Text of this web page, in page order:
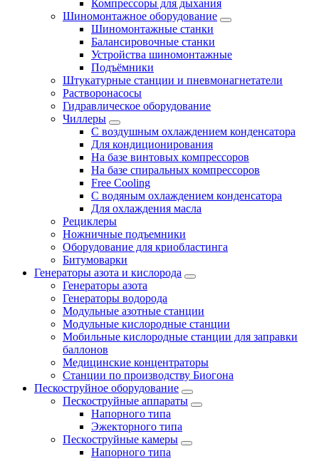
Компрессоры для дыхания
Шиномонтажное оборудование
Шиномонтажные станки
Балансировочные станки
Устройства шиномонтажные
Подъёмники
Штукатурные станции и пневмонагнетатели
Растворонасосы
Гидравлическое оборудование
Чиллеры
С воздушным охлаждением конденсатора
Для кондиционирования
На базе винтовых компрессоров
На базе спиральных компрессоров
Free Cooling
С водяным охлаждением конденсатора
Для охлаждения масла
Рециклеры
Ножничные подъемники
Оборудование для криобластинга
Битумоварки
Генераторы азота и кислорода
Генераторы азота
Генераторы водорода
Модульные азотные станции
Модульные кислородные станции
Мобильные кислородные станции для заправки
баллонов
Медицинские концентраторы
Станции по производству Биогона
Пескоструйное оборудование
Пескоструйные аппараты
Напорного типа
Эжекторного типа
Пескоструйные камеры
Напорного типа